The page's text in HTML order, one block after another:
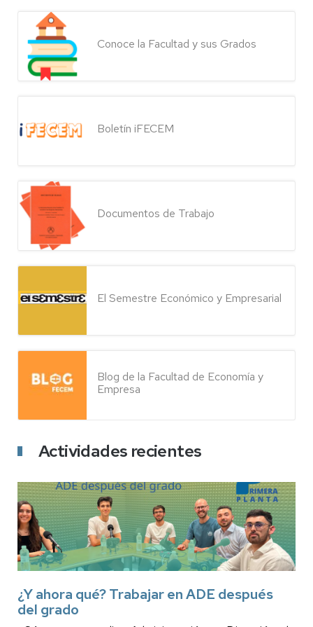
Conoce la Facultad y sus Grados
Boletín iFECEM
Documentos de Trabajo
El Semestre Económico y Empresarial
Blog de la Facultad de Economía y
Empresa
Actividades recientes
¿Y ahora qué? Trabajar en ADE después
del grado